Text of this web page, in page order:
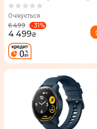
Очікується
6 499 -31%
4 499₴